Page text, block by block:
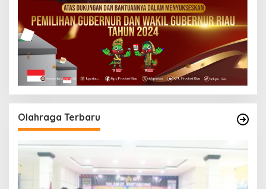
Olahraga Terbaru